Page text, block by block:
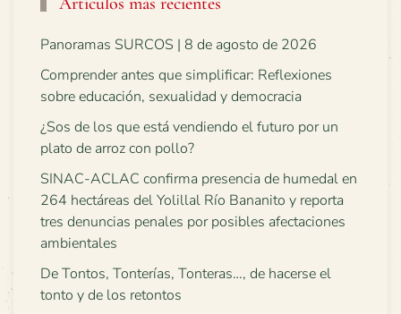
Panoramas SURCOS | 8 de agosto de 2026
Comprender antes que simplificar: Reflexiones
sobre educación, sexualidad y democracia
¿Sos de los que está vendiendo el futuro por un
plato de arroz con pollo?
SINAC-ACLAC confirma presencia de humedal en
264 hectáreas del Yolillal Río Bananito y reporta
tres denuncias penales por posibles afectaciones
ambientales
De Tontos, Tonterías, Tonteras…, de hacerse el
tonto y de los retontos